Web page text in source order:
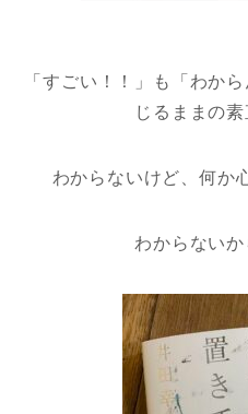
「すごい！！」も「わか
じるままの素
わからないけど、何か
わからないか